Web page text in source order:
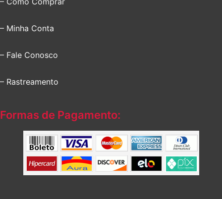
– Minha Conta
– Fale Conosco
– Rastreamento
Formas de Pagamento: